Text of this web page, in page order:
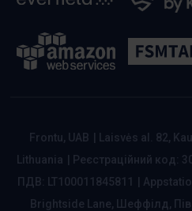
Frontu, UAB
Laisvės al. 82,
Lithuania
Реєстраційний код:
ПДВ: LT100011845811
Brightside Lane, Шеффілд,